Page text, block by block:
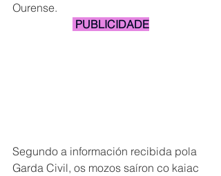
Ourense.
PUBLICIDADE
Segundo a información recibida pola
Garda Civil, os mozos saíron co kaiac